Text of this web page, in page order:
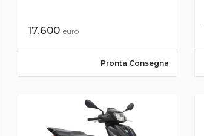
17.600 euro
Pronta Consegna